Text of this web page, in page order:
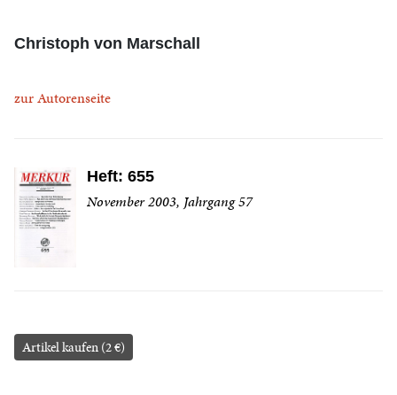
Christoph von Marschall
zur Autorenseite
Heft: 655
November 2003, Jahrgang 57
Artikel kaufen (2 €)